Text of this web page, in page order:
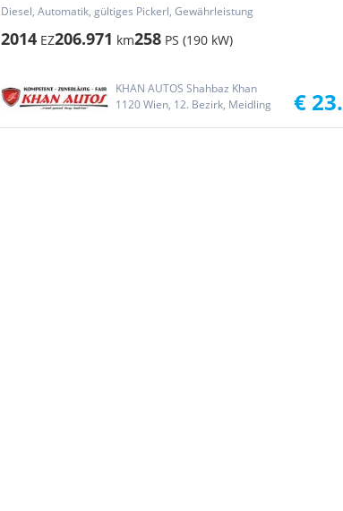
4MATIC Aut. *Panorama*Navi*AHK*
Diesel, Automatik, gültiges Pickerl, Gewährleistung
2014 EZ206.971 km258 PS (190 kW)
KHAN AUTOS Shahbaz Khan
1120 Wien, 12. Bezirk, Meidling
€